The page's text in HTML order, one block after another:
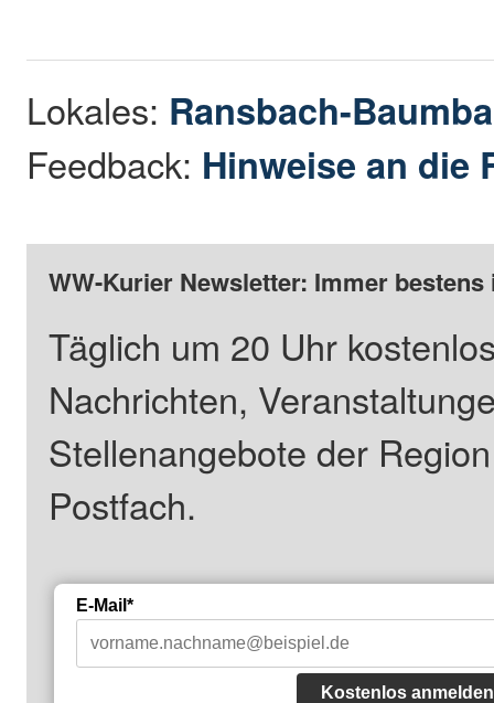
Lokales: Ransbach-
Feedback: Hinweise an die
WW-Kurier Newsletter: Immer
Täglich um 20 Uhr
Nachrichten,
Stellenangebote der
Postfach.
E-Mail*
Kostenlos anmelden